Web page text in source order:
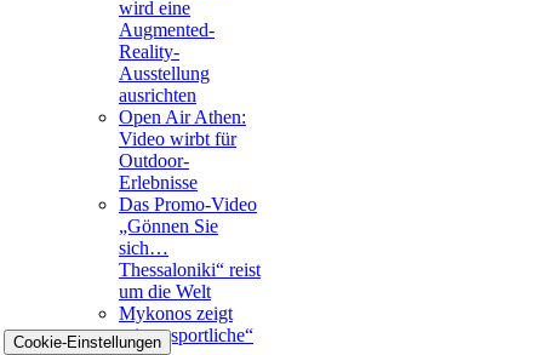
wird eine
Augmented-
Reality-
Ausstellung
ausrichten
Open Air Athen:
Video wirbt für
Outdoor-
Erlebnisse
Das Promo-Video
„Gönnen Sie
sich…
Thessaloniki“ reist
um die Welt
Mykonos zeigt
seine „sportliche“
Cookie-Einstellungen